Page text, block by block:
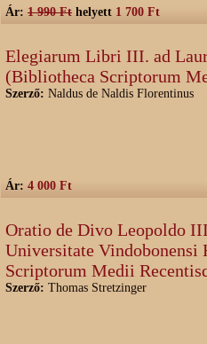
Ár: 1 990 Ft helyett 1 700 Ft
Elegiarum Libri III. ad
(Bibliotheca Scriptorum
Szerző: Naldus de Naldis Florentinus
Ár: 4 000 Ft
Oratio de Divo Leopoldo
Universitate Vindobonensi
Scriptorum Medii
Szerző: Thomas Stretzinger